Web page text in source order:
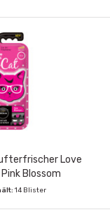
Love
Blossom
14 Blister